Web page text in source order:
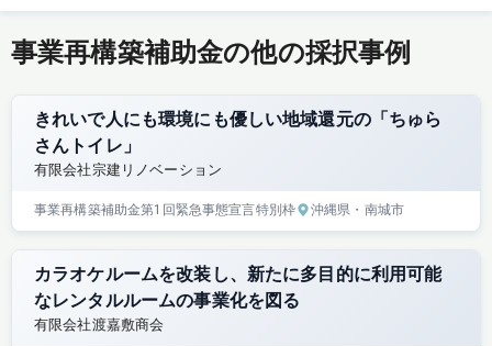
事業再構築補助金の他の採択事例
きれいで人にも環境にも優しい地域還元の「ちゅら
さんトイレ」
有限会社宗建リノベーション
事業再構築補助金第1回緊急事態宣言特別枠 沖縄県 ・南城市
カラオケルームを改装し、新たに多目的に利用可能
なレンタルルームの事業化を図る
有限会社渡嘉敷商会